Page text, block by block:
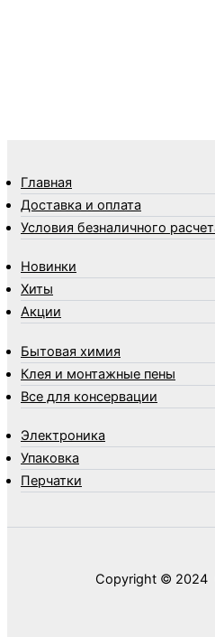
Товары для кухни
Товары для сада и
Товары для туризма и
Упаковка
Фонари, лампы и
Швабры, стекломои,
Шнуры, веревки и
Электроника
Элементы питания
Главная
Доставка и оплата
Условия безналичного
Новинки
Хиты
Акции
Бытовая химия
Клея и монтажные пены
Все для консервации
Электроника
Упаковка
Перчатки
Copyright © 2024